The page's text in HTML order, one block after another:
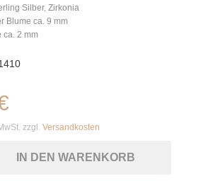
Silber, Zirkonia
Blume ca. 9 mm
ca. 2 mm
zzgl. Versandkosten
IN DEN WARENKORB